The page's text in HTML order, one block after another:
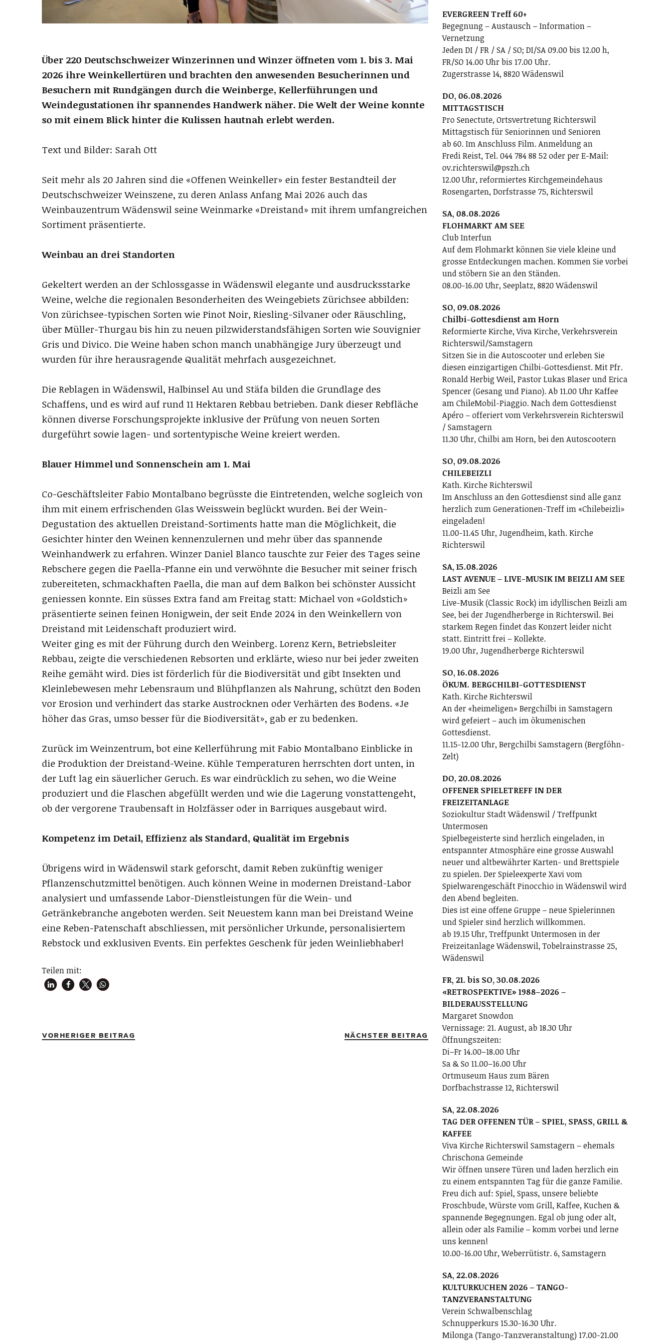
Über 220 Deutschschweizer Winzerinnen und Winzer öffneten vom 1. bis 3. Mai
2026 ihre Weinkellertüren und brachten den anwesenden Besucherinnen und
Besuchern mit Rundgängen durch die Weinberge, Kellerführungen und
Weindegustationen ihr spannendes Handwerk näher. Die Welt der Weine konnte
so mit einem Blick hinter die Kulissen hautnah erlebt werden.
Text und Bilder: Sarah Ott
Seit mehr als 20 Jahren sind die «Offenen Weinkeller» ein fester Bestandteil der
Deutschschweizer Weinszene, zu deren Anlass Anfang Mai 2026 auch das
Weinbauzentrum Wädenswil seine Weinmarke «Dreistand» mit ihrem umfangreichen
Sortiment präsentierte.
Weinbau an drei Standorten
Gekeltert werden an der Schlossgasse in Wädenswil elegante und ausdrucksstarke
Weine, welche die regionalen Besonderheiten des Weingebiets Zürichsee abbilden:
Von zürichsee-typischen Sorten wie Pinot Noir, Riesling-Silvaner oder Räuschling,
über Müller-Thurgau bis hin zu neuen pilzwiderstandsfähigen Sorten wie Souvignier
Gris und Divico. Die Weine haben schon manch unabhängige Jury überzeugt und
wurden für ihre herausragende Qualität mehrfach ausgezeichnet.
Die Reblagen in Wädenswil, Halbinsel Au und Stäfa bilden die Grundlage des
Schaffens, und es wird auf rund 11 Hektaren Rebbau betrieben. Dank dieser Rebfläche
können diverse Forschungsprojekte inklusive der Prüfung von neuen Sorten
durgeführt sowie lagen- und sortentypische Weine kreiert werden.
Blauer Himmel und Sonnenschein am 1. Mai
Co-Geschäftsleiter Fabio Montalbano begrüsste die Eintretenden, welche sogleich von
ihm mit einem erfrischenden Glas Weisswein beglückt wurden. Bei der Wein-
Degustation des aktuellen Dreistand-Sortiments hatte man die Möglichkeit, die
Gesichter hinter den Weinen kennenzulernen und mehr über das spannende
Weinhandwerk zu erfahren. Winzer Daniel Blanco tauschte zur Feier des Tages seine
Rebschere gegen die Paella-Pfanne ein und verwöhnte die Besucher mit seiner frisch
zubereiteten, schmackhaften Paella, die man auf dem Balkon bei schönster Aussicht
geniessen konnte. Ein süsses Extra fand am Freitag statt: Michael von «Goldstich»
präsentierte seinen feinen Honigwein, der seit Ende 2024 in den Weinkellern von
Dreistand mit Leidenschaft produziert wird.
Weiter ging es mit der Führung durch den Weinberg. Lorenz Kern, Betriebsleiter
Rebbau, zeigte die verschiedenen Rebsorten und erklärte, wieso nur bei jeder zweiten
Reihe gemäht wird. Dies ist förderlich für die Biodiversität und gibt Insekten und
Kleinlebewesen mehr Lebensraum und Blühpflanzen als Nahrung, schützt den Boden
vor Erosion und verhindert das starke Austrocknen oder Verhärten des Bodens. «Je
höher das Gras, umso besser für die Biodiversität», gab er zu bedenken.
Zurück im Weinzentrum, bot eine Kellerführung mit Fabio Montalbano Einblicke in
die Produktion der Dreistand-Weine. Kühle Temperaturen herrschten dort unten, in
der Luft lag ein säuerlicher Geruch. Es war eindrücklich zu sehen, wo die Weine
produziert und die Flaschen abgefüllt werden und wie die Lagerung vonstattengeht,
ob der vergorene Traubensaft in Holzfässer oder in Barriques ausgebaut wird.
Kompetenz im Detail, Effizienz als Standard, Qualität im Ergebnis
Übrigens wird in Wädenswil stark geforscht, damit Reben zukünftig weniger
Pflanzenschutzmittel benötigen. Auch können Weine in modernen Dreistand-Labor
analysiert und umfassende Labor-Dienstleistungen für die Wein- und
Getränkebranche angeboten werden. Seit Neuestem kann man bei Dreistand Weine
eine Reben-Patenschaft abschliessen, mit persönlicher Urkunde, personalisiertem
Rebstock und exklusiven Events. Ein perfektes Geschenk für jeden Weinliebhaber!
Teilen mit:
VORHERIGER BEITRAG NÄCHSTER BEITRAG
EVERGREEN Treff 60+
Begegnung – Austausch – Information –
Vernetzung
Jeden DI / FR / SA / SO; DI/SA 09.00 bis 12.00 h,
FR/SO 14.00 Uhr bis 17.00 Uhr.
Zugerstrasse 14, 8820 Wädenswil
DO, 06.08.2026
MITTAGSTISCH
Pro Senectute, Ortsvertretung Richterswil
Mittagstisch für Seniorinnen und Senioren
ab 60. Im Anschluss Film. Anmeldung an
Fredi Reist, Tel. 044 784 88 52 oder per E-Mail:
ov.richterswil@pszh.ch
12.00 Uhr, reformiertes Kirchgemeindehaus
Rosengarten, Dorfstrasse 75, Richterswil
SA, 08.08.2026
FLOHMARKT AM SEE
Club Interfun
Auf dem Flohmarkt können Sie viele kleine und
grosse Entdeckungen machen. Kommen Sie vorbei
und stöbern Sie an den Ständen.
08.00-16.00 Uhr, Seeplatz, 8820 Wädenswil
SO, 09.08.2026
Chilbi-Gottesdienst am Horn
Reformierte Kirche, Viva Kirche, Verkehrsverein
Richterswil/Samstagern
Sitzen Sie in die Autoscooter und erleben Sie
diesen einzigartigen Chilbi-Gottesdienst. Mit Pfr.
Ronald Herbig Weil, Pastor Lukas Blaser und Erica
Spencer (Gesang und Piano). Ab 11.00 Uhr Kaffee
am ChileMobil-Piaggio. Nach dem Gottesdienst
Apéro – offeriert vom Verkehrsverein Richterswil
/ Samstagern
11.30 Uhr, Chilbi am Horn, bei den Autoscootern
SO, 09.08.2026
CHILEBEIZLI
Kath. Kirche Richterswil
Im Anschluss an den Gottesdienst sind alle ganz
herzlich zum Generationen-Treff im «Chilebeizli»
eingeladen!
11.00-11.45 Uhr, Jugendheim, kath. Kirche
Richterswil
SA, 15.08.2026
LAST AVENUE – LIVE-MUSIK IM BEIZLI AM SEE
Beizli am See
Live-Musik (Classic Rock) im idyllischen Beizli am
See, bei der Jugendherberge in Richterswil. Bei
starkem Regen findet das Konzert leider nicht
statt. Eintritt frei – Kollekte.
19.00 Uhr, Jugendherberge Richterswil
SO, 16.08.2026
ÖKUM. BERGCHILBI-GOTTESDIENST
Kath. Kirche Richterswil
An der «heimeligen» Bergchilbi in Samstagern
wird gefeiert – auch im ökumenischen
Gottesdienst.
11.15-12.00 Uhr, Bergchilbi Samstagern (Bergföhn-
Zelt)
DO, 20.08.2026
OFFENER SPIELETREFF IN DER
FREIZEITANLAGE
Soziokultur Stadt Wädenswil / Treffpunkt
Untermosen
Spielbegeisterte sind herzlich eingeladen, in
entspannter Atmosphäre eine grosse Auswahl
neuer und altbewährter Karten- und Brettspiele
zu spielen. Der Spieleexperte Xavi vom
Spielwarengeschäft Pinocchio in Wädenswil wird
den Abend begleiten.
Dies ist eine offene Gruppe – neue Spielerinnen
und Spieler sind herzlich willkommen.
ab 19.15 Uhr, Treffpunkt Untermosen in der
Freizeitanlage Wädenswil, Tobelrainstrasse 25,
Wädenswil
FR, 21. bis SO, 30.08.2026
«RETROSPEKTIVE» 1988–2026 –
BILDERAUSSTELLUNG
Margaret Snowdon
Vernissage: 21. August, ab 18.30 Uhr
Öffnungszeiten:
Di–Fr 14.00–18.00 Uhr
Sa & So 11.00–16.00 Uhr
Ortmuseum Haus zum Bären
Dorfbachstrasse 12, Richterswil
SA, 22.08.2026
TAG DER OFFENEN TÜR – SPIEL, SPASS, GRILL &
KAFFEE
Viva Kirche Richterswil Samstagern – ehemals
Chrischona Gemeinde
Wir öffnen unsere Türen und laden herzlich ein
zu einem entspannten Tag für die ganze Familie.
Freu dich auf: Spiel, Spass, unsere beliebte
Froschbude, Würste vom Grill, Kaffee, Kuchen &
spannende Begegnungen. Egal ob jung oder alt,
allein oder als Familie – komm vorbei und lerne
uns kennen!
10.00-16.00 Uhr, Weberrütistr. 6, Samstagern
SA, 22.08.2026
KULTURKUCHEN 2026 – TANGO-
TANZVERANSTALTUNG
Verein Schwalbenschlag
Schnupperkurs 15.30-16.30 Uhr.
Milonga (Tango-Tanzveranstaltung) 17.00-21.00